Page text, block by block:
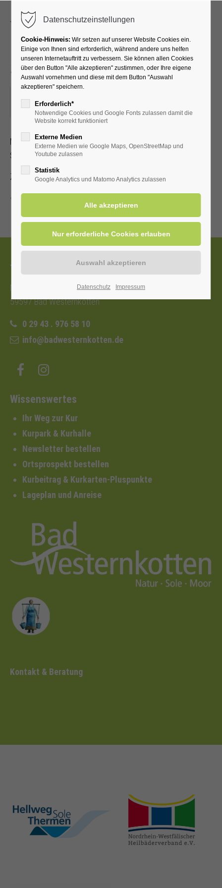
Shantychor Steife Brise
ORT: KURHALLE
Motto: Singen heißt verstehen - Seemannlieder und
Shanties
Zutritt mit gültiger Kur- und Einwohnerkarte
Zurück
Tourist-Information
Nordstraße 2b
59597 Bad Westernkotten
0 29 43 . 976 58 10
info@badwesternkotten.de
Wissenswertes
Ihr Weg zur Kur
Kurpark & Kurhalle
Newsletter bestellen
Ortsprospekt bestellen
Kurbeitrag & Kurkarten-Pluspunkte
Lageplan und Anreise
Kontakt & Beratung
hellweg-sole-
thermen.de
heilbaeder.de
Datenschutzeinstellungen
Cookie-Hinweis: Wir setzen auf unserer Website Cookies ein.
Einige von Ihnen sind erforderlich, während andere uns helfen
unseren Internetauftritt zu verbessern. Sie können allen Cookies
über den Button "Alle akzeptieren" zustimmen, oder Ihre eigene
Auswahl vornehmen und diese mit dem Button "Auswahl
akzeptieren" speichern.
Erforderlich*
Notwendige Cookies und Google Fonts zulassen damit die
Website korrekt funktioniert
Externe Medien
Externe Medien wie Google Maps, OpenStreetMap und
Youtube zulassen
Statistik
Google Analytics und Matomo Analytics zulassen
Datenschutz Impressum